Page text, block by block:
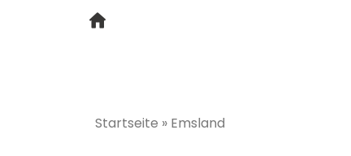
Startseite » Emsland